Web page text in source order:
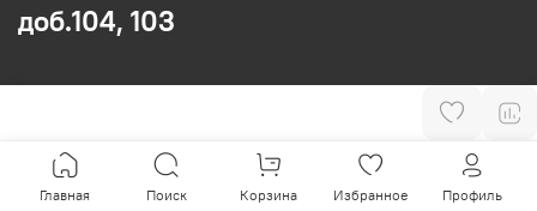
доб.104, 103
Главная Поиск Корзина Избранное Профиль